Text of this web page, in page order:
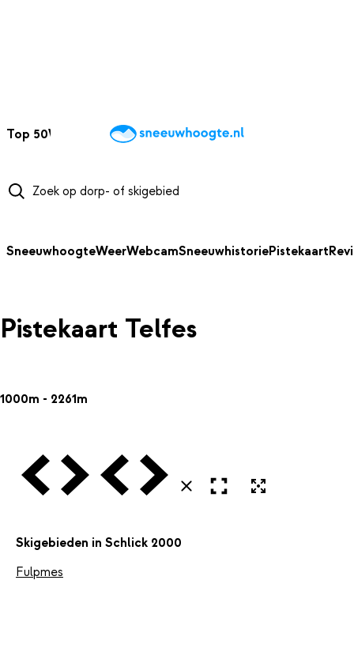
Top 50Webcams WintersportweerKaarten
SneeuwhoogteWeerWebcamSneeuwhistoriePistekaart
Pistekaart Telfes
1000m - 2261m
Vorige VolgendeVorige Volgende
SluitenOpen in volledig scherm
Skigebieden in Schlick 2000
Fulpmes